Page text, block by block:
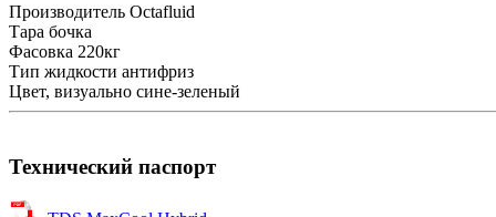
Производитель Octafluid
Тара бочка
Фасовка 220кг
Тип жидкости антифриз
Цвет, визуально сине-зеленый
Технический паспорт